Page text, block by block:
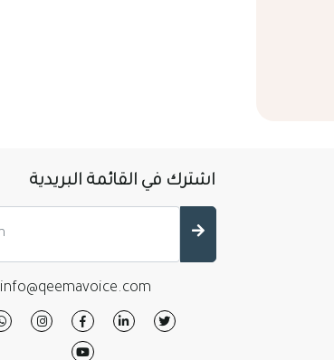
اشترك في القائمة البريدية
info@qeemavoice.com